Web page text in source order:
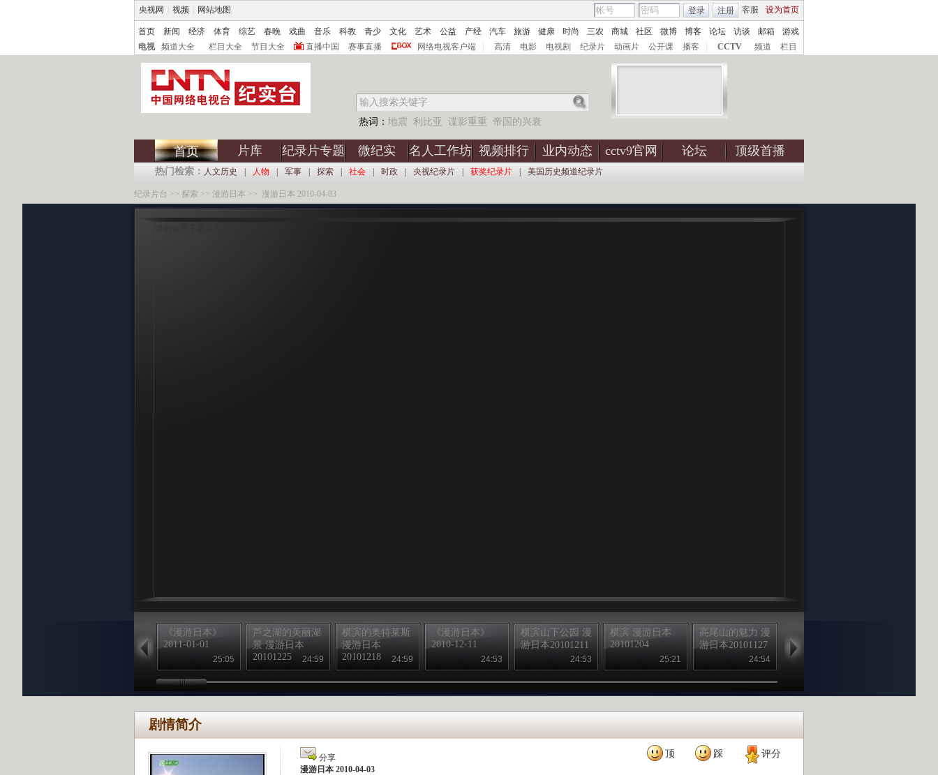
央视网 视频 网站地图 客服 设为首页
登录 注册
首页 新闻 经济 体育 综艺 春晚 戏曲 音乐 科教 青少 文化 艺术 公益 产经 汽车 旅游 健康 时尚 三农 商城 社区 微博 博客 论坛 访谈 邮箱
游戏
电视
频道大全 栏目大全 节目大全 直播中国 赛事直播 网络电视客户端 高清 电影 电视剧 纪录片 动画片 公开课 播客 CCTV 频道 栏目
热词： 地震 利比亚 谍影重重 帝国的兴衰
首页 片库 纪录片专题 微纪实 名人工作坊 视频排行 业内动态 cctv9官网 论坛 顶级首播
热门检索： 人文历史 人物 军事 探索 社会 时政 央视纪录片 获奖纪录片 美国历史频道纪录片
纪录片台 >> 探索 >> 漫游日本 >> 漫游日本 2010-04-03
《漫游日本》
2011-01-01
25:05
芦之湖的美丽湖
景 漫游日本
20101225
24:59
横滨的奥特莱斯
漫游日本
20101218
24:59
《漫游日本》
2010-12-11
24:53
横滨山下公园 漫
游日本20101211
24:53
横滨 漫游日本
20101204
25:21
高尾山的魅力 漫
游日本20101127
24:54
游日本20101120
剧情简介
顶 踩 评分
分享
漫游日本 2010-04-03